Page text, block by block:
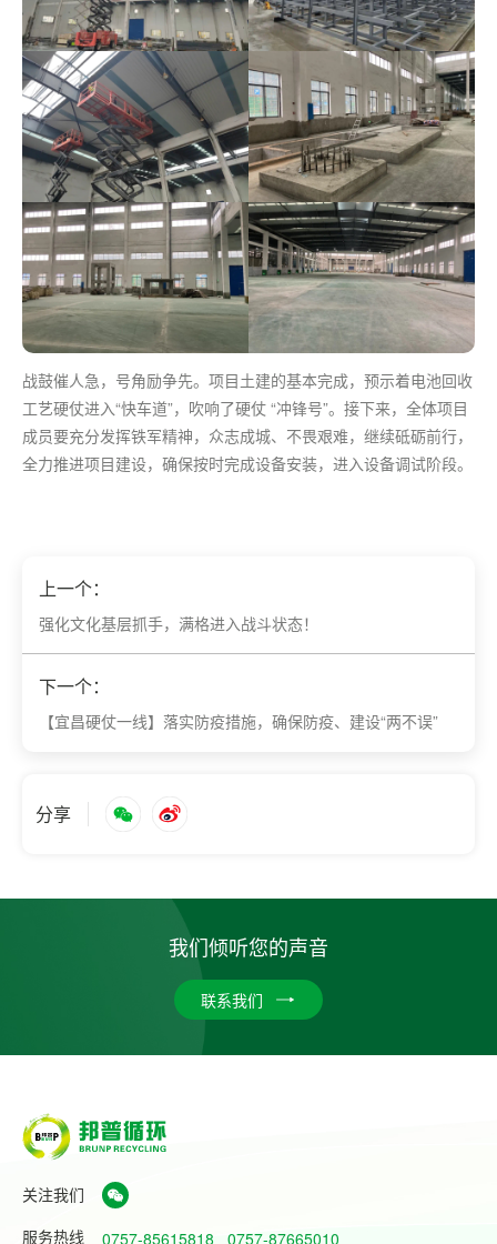
战鼓催人急，号角励争先。项目土建的基本完成，预示着电池回收
工艺硬仗进入“快车道”，吹响了硬仗 “冲锋号”。接下来，全体项目
成员要充分发挥铁军精神，众志成城、不畏艰难，继续砥砺前行，
全力推进项目建设，确保按时完成设备安装，进入设备调试阶段。
上一个：
强化文化基层抓手，满格进入战斗状态！
下一个：
【宜昌硬仗一线】落实防疫措施，确保防疫、建设“两不误”
分享
我们倾听您的声音
联系我们
关注我们
服务热线
0757-85615818 0757-87665010